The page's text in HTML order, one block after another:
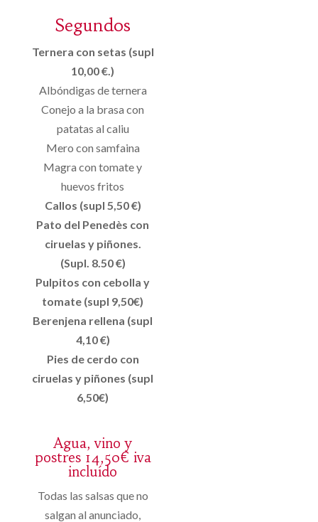
Segundos
Ternera con setas (supl
10,00 €.)
Albóndigas de ternera
Conejo a la brasa con
patatas al caliu
Mero con samfaina
Magra con tomate y
huevos fritos
Callos (supl 5,50 €)
Pato del Penedès con
ciruelas y piñones.
(Supl. 8.50 €)
Pulpitos con cebolla y
tomate (supl 9,50€)
Berenjena rellena (supl
4,10 €)
Pies de cerdo con
ciruelas y piñones (supl
6,50€)
Agua, vino y
postres 14,50€ iva
incluído
Todas las salsas que no
salgan al anunciado,